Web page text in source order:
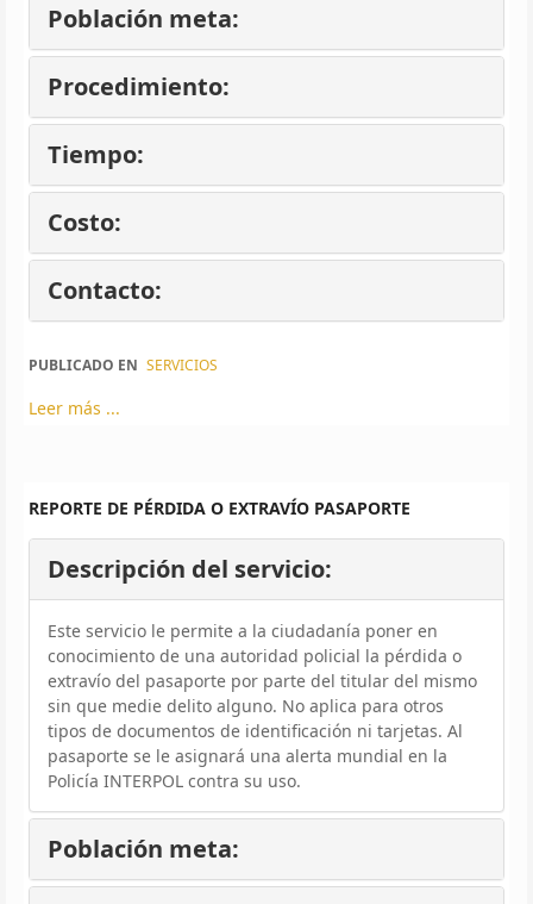
Población meta:
Procedimiento:
Tiempo:
Costo:
Contacto:
PUBLICADO EN SERVICIOS
Leer más ...
REPORTE DE PÉRDIDA O EXTRAVÍO PASAPORTE
Descripción del servicio:
Este servicio le permite a la ciudadanía poner en
conocimiento de una autoridad policial la pérdida o
extravío del pasaporte por parte del titular del mismo
sin que medie delito alguno. No aplica para otros
tipos de documentos de identificación ni tarjetas. Al
pasaporte se le asignará una alerta mundial en la
Policía INTERPOL contra su uso.
Población meta: